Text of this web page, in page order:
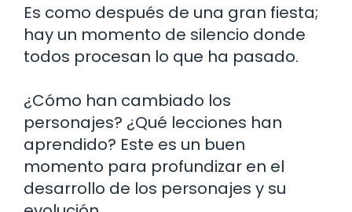
Es como después de una gran fiesta;
hay un momento de silencio donde
todos procesan lo que ha pasado.
¿Cómo han cambiado los
personajes? ¿Qué lecciones han
aprendido? Este es un buen
momento para profundizar en el
desarrollo de los personajes y su